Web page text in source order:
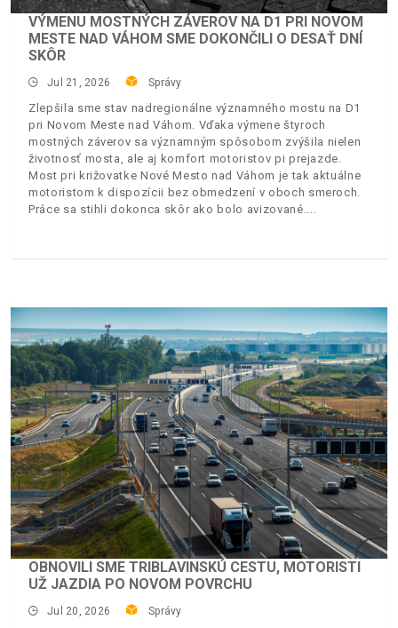
VÝMENU MOSTNÝCH ZÁVEROV NA D1 PRI NOVOM
MESTE NAD VÁHOM SME DOKONČILI O DESAŤ DNÍ
SKÔR
Jul 21, 2026 Správy
Zlepšila sme stav nadregionálne významného mostu na D1
pri Novom Meste nad Váhom. Vďaka výmene štyroch
mostných záverov sa významným spôsobom zvýšila nielen
životnosť mosta, ale aj komfort motoristov pi prejazde.
Most pri križovatke Nové Mesto nad Váhom je tak aktuálne
motoristom k dispozícii bez obmedzení v oboch smeroch.
Práce sa stihli dokonca skôr ako bolo avizované.
OBNOVILI SME TRIBLAVINSKÚ CESTU, MOTORISTI
UŽ JAZDIA PO NOVOM POVRCHU
Jul 20, 2026 Správy